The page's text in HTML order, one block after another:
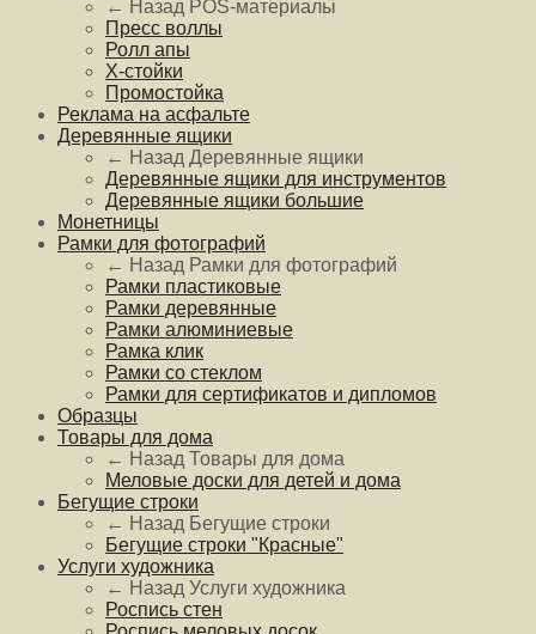
← Назад POS-материалы
Пресс воллы
Ролл апы
Х-стойки
Промостойка
Реклама на асфальте
Деревянные ящики
← Назад Деревянные ящики
Деревянные ящики для инструментов
Деревянные ящики большие
Монетницы
Рамки для фотографий
← Назад Рамки для фотографий
Рамки пластиковые
Рамки деревянные
Рамки алюминиевые
Рамка клик
Рамки со стеклом
Рамки для сертификатов и дипломов
Образцы
Товары для дома
← Назад Товары для дома
Меловые доски для детей и дома
Бегущие строки
← Назад Бегущие строки
Бегущие строки "Красные"
Услуги художника
← Назад Услуги художника
Роспись стен